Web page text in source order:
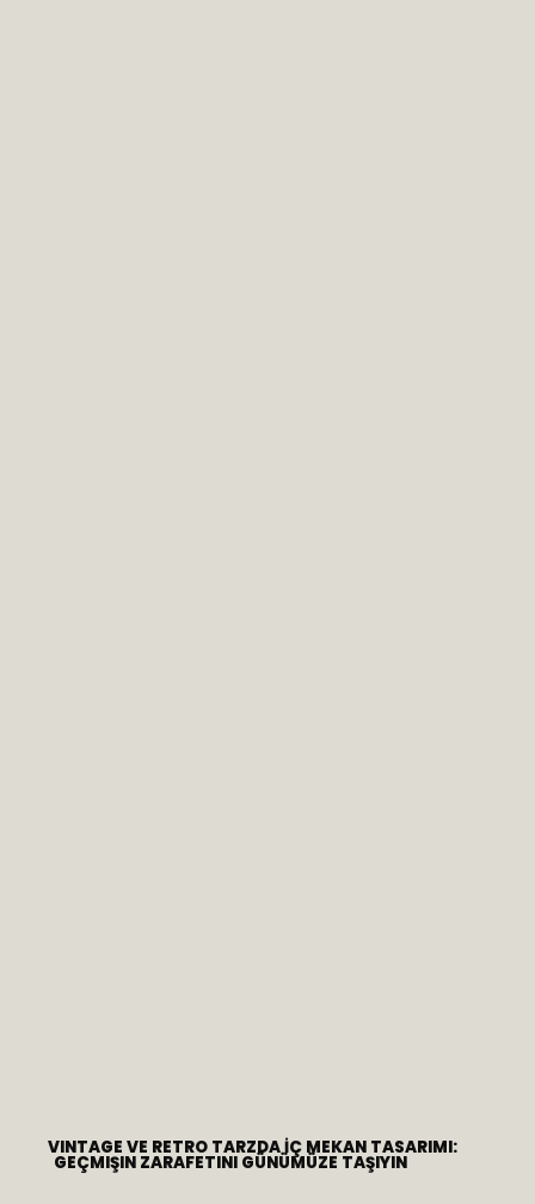
VINTAGE VE RETRO TARZDA İÇ MEKAN TASARIMI:
GEÇMIŞIN ZARAFETINI GÜNÜMÜZE TAŞIYIN